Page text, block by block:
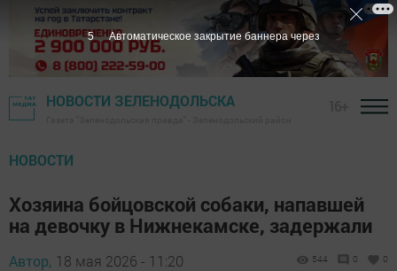
НОВОСТИ ЗЕЛЕНОДОЛЬСКА
НОВОСТИ
Хозяина бойцовской собаки, напавшей
на девочку в Нижнекамске, задержали
Автор, 18 мая 2026 - 11:20 544 0 0
4 Автоматическое закрытие баннера через